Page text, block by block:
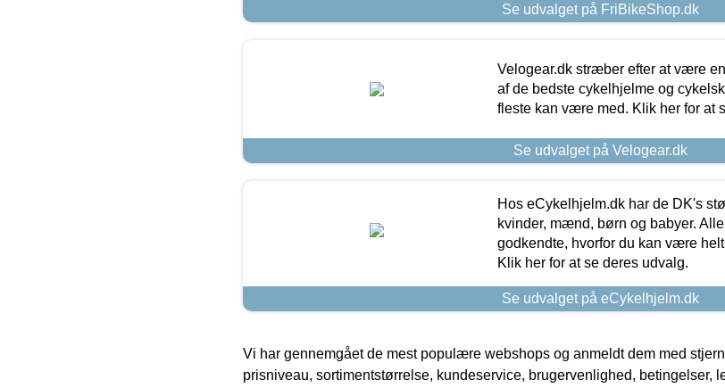
Se udvalget på FriBikeShop.dk
Velogear.dk stræber efter at være
af de bedste cykelhjelme og
fleste kan være med. Klik her for at
Se udvalget på Velogear.dk
Hos eCykelhjelm.dk har de DK's
kvinder, mænd, børn og babyer.
godkendte, hvorfor du kan være
Klik her for at se deres udvalg.
Se udvalget på eCykelhjelm.dk
Vi har gennemgået de mest populære webshops og anmeldt dem med
prisniveau, sortimentstørrelse, kundeservice, brugervenlighed, betingelser,